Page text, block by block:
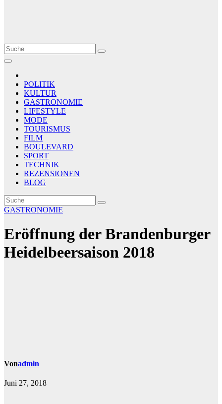
Le Matin
AGENCE DE PRESSE
POLITIK
KULTUR
GASTRONOMIE
LIFESTYLE
MODE
TOURISMUS
FILM
BOULEVARD
SPORT
TECHNIK
REZENSIONEN
BLOG
GASTRONOMIE
Eröffnung der Brandenburger
Heidelbeersaison 2018
Vonadmin
Juni 27, 2018